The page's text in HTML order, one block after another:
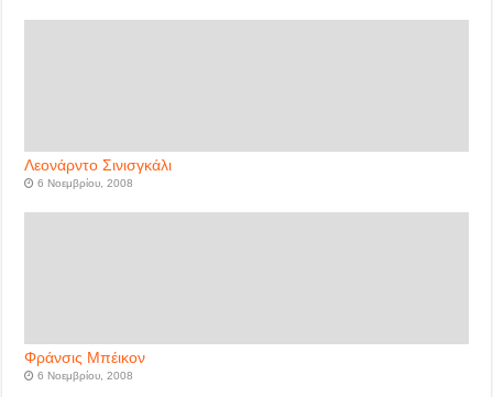
Λεονάρντο Σινισγκάλι
6 Νοεμβρίου, 2008
Φράνσις Μπέικον
6 Νοεμβρίου, 2008